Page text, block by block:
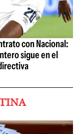
con Nacional:
sigue en el